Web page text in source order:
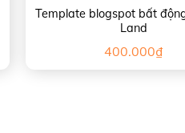
Template blogspot bất
Land
400.000₫